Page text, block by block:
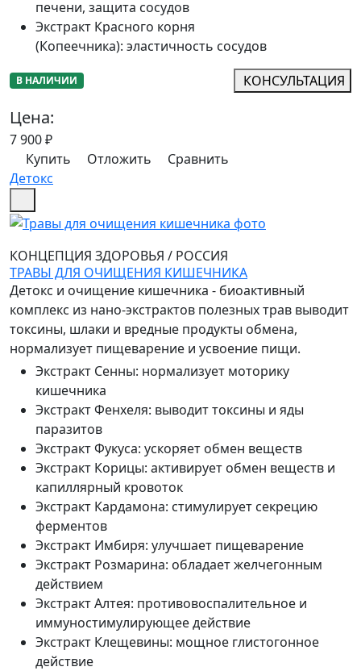
печени, защита сосудов
Экстракт Красного корня
(Копеечника): эластичность сосудов
В НАЛИЧИИ КОНСУЛЬТАЦИЯ
Цена:
7 900₽
Купить
Отложить
Сравнить
Детокс
КОНЦЕПЦИЯ ЗДОРОВЬЯ / РОССИЯ
ТРАВЫ ДЛЯ ОЧИЩЕНИЯ КИШЕЧНИКА
Детокс и очищение кишечника - биоактивный
комплекс из нано-экстрактов полезных трав выводит
токсины, шлаки и вредные продукты обмена,
нормализует пищеварение и усвоение пищи.
Экстракт Сенны: нормализует моторику
кишечника
Экстракт Фенхеля: выводит токсины и яды
паразитов
Экстракт Фукуса: ускоряет обмен веществ
Экстракт Корицы: активирует обмен веществ и
капиллярный кровоток
Экстракт Кардамона: стимулирует секрецию
ферментов
Экстракт Имбиря: улучшает пищеварение
Экстракт Розмарина: обладает желчегонным
действием
Экстракт Алтея: противовоспалительное и
иммуностимулирующее действие
Экстракт Клещевины: мощное глистогонное
действие